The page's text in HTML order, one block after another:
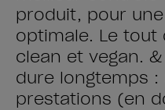
produit, pour
optimale. Le tout
clean et vegan.
dure longtemps
prestations (en